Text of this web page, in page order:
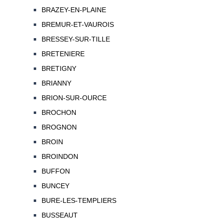
BRAZEY-EN-PLAINE
BREMUR-ET-VAUROIS
BRESSEY-SUR-TILLE
BRETENIERE
BRETIGNY
BRIANNY
BRION-SUR-OURCE
BROCHON
BROGNON
BROIN
BROINDON
BUFFON
BUNCEY
BURE-LES-TEMPLIERS
BUSSEAUT